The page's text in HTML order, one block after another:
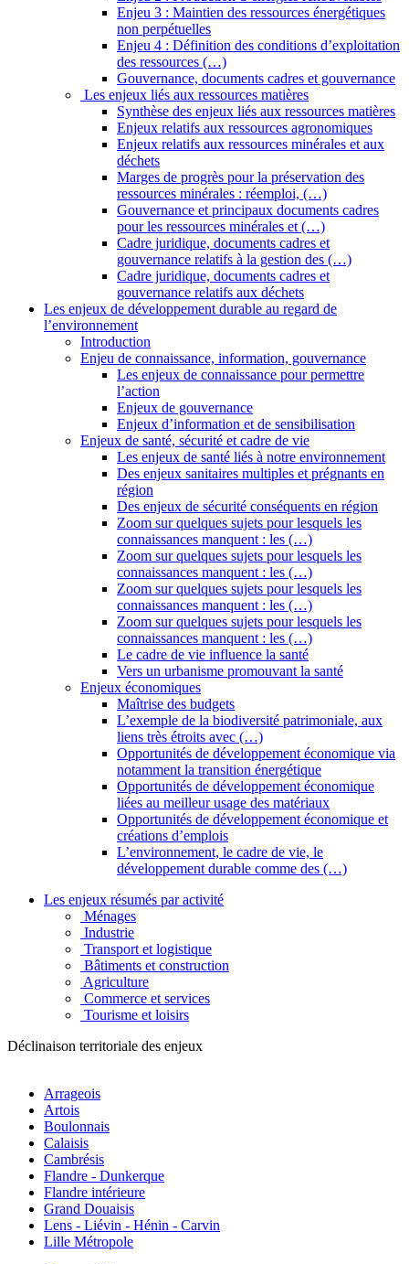
Enjeu 3 : Maintien des ressources énergétiques
non perpétuelles
Enjeu 4 : Définition des conditions d’exploitation
des ressources (…)
Gouvernance, documents cadres et gouvernance
Les enjeux liés aux ressources matières
Synthèse des enjeux liés aux ressources matières
Enjeux relatifs aux ressources agronomiques
Enjeux relatifs aux ressources minérales et aux
déchets
Marges de progrès pour la préservation des
ressources minérales : réemploi, (…)
Gouvernance et principaux documents cadres
pour les ressources minérales et (…)
Cadre juridique, documents cadres et
gouvernance relatifs à la gestion des (…)
Cadre juridique, documents cadres et
gouvernance relatifs aux déchets
Les enjeux de développement durable au regard de
l’environnement
Introduction
Enjeu de connaissance, information, gouvernance
Les enjeux de connaissance pour permettre
l’action
Enjeux de gouvernance
Enjeux d’information et de sensibilisation
Enjeux de santé, sécurité et cadre de vie
Les enjeux de santé liés à notre environnement
Des enjeux sanitaires multiples et prégnants en
région
Des enjeux de sécurité conséquents en région
Zoom sur quelques sujets pour lesquels les
connaissances manquent : les (…)
Zoom sur quelques sujets pour lesquels les
connaissances manquent : les (…)
Zoom sur quelques sujets pour lesquels les
connaissances manquent : les (…)
Zoom sur quelques sujets pour lesquels les
connaissances manquent : les (…)
Le cadre de vie influence la santé
Vers un urbanisme promouvant la santé
Enjeux économiques
Maîtrise des budgets
L’exemple de la biodiversité patrimoniale, aux
liens très étroits avec (…)
Opportunités de développement économique via
notamment la transition énergétique
Opportunités de développement économique
liées au meilleur usage des matériaux
Opportunités de développement économique et
créations d’emplois
L’environnement, le cadre de vie, le
développement durable comme des (…)
Les enjeux résumés par activité
Ménages
Industrie
Transport et logistique
Bâtiments et construction
Agriculture
Commerce et services
Tourisme et loisirs
Déclinaison territoriale des enjeux
Arrageois
Artois
Boulonnais
Calaisis
Cambrésis
Flandre - Dunkerque
Flandre intérieure
Grand Douaisis
Lens - Liévin - Hénin - Carvin
Lille Métropole